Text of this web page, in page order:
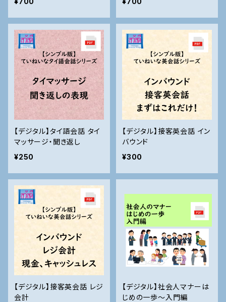
【デジタル】タイ語会話 タイ
マッサージ・聞き返し
¥250
【デジタル】接客英会話 イン
バウンド
¥300
【デジタル】接客英会話 レジ
会計
【デジタル】社会人マナーは
じめの一歩～入門編